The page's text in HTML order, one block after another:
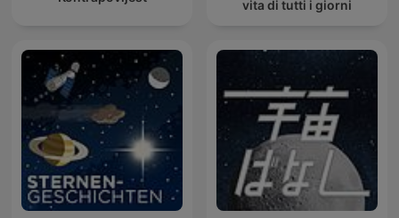
vita di tutti i giorni